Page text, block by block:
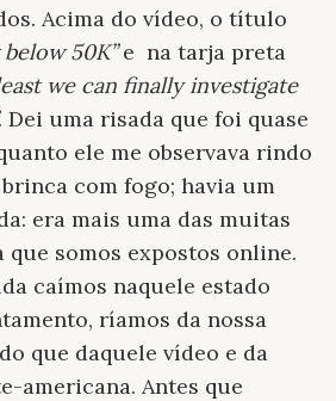
Acima do vídeo, o título
50K”e na tarja preta
we can finally investigate
Dei uma risada que foi quase
ele me observava rindo
com fogo; havia um
era mais uma das muitas
somos expostos online.
caímos naquele estado
ríamos da nossa
que daquele vídeo e da
americana. Antes que